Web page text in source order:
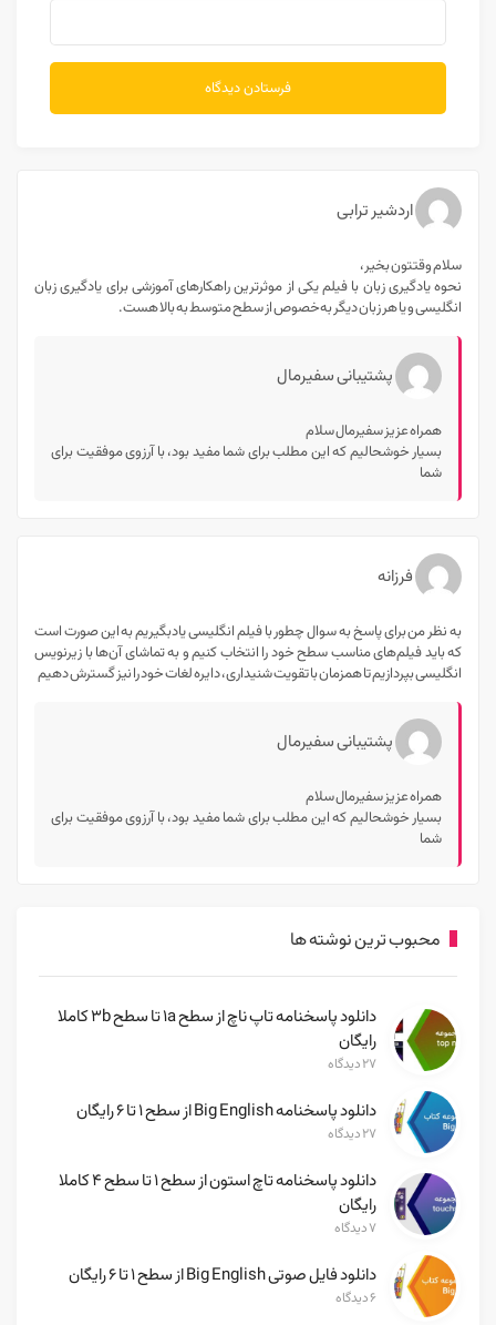
اردشیر ترابی
سلام وقتتون بخیر،
نحوه یادگیری زبان با فیلم یکی از موثرترین راهکار‌های آموزشی برای یادگیری زبان
انگلیسی و یا هر زبان دیگر به‌خصوص از سطح متوسط به بالا هست.
پشتیبانی سفیرمال
همراه عزیز سفیرمال سلام
بسیار خوشحالیم که این مطلب برای شما مفید بود، با آرزوی موفقیت برای
شما
فرزانه
به نظر من برای پاسخ به سوال چطور با فیلم انگلیسی یادبگیریم به این صورت است
که باید فیلم‌های مناسب سطح خود را انتخاب کنیم و به تماشای آن‌ها با زیرنویس
انگلیسی بپردازیم تا همزمان با تقویت شنیداری، دایره لغات خود را نیز گسترش دهیم
پشتیبانی سفیرمال
همراه عزیز سفیرمال سلام
بسیار خوشحالیم که این مطلب برای شما مفید بود، با آرزوی موفقیت برای
شما
محبوب ترین نوشته ها
دانلود پاسخنامه تاپ ناچ از سطح 1a تا سطح 3b کاملا
رایگان
۲۷ دیدگاه
دانلود پاسخنامه Big English از سطح ۱ تا ۶ رایگان
۲۷ دیدگاه
دانلود پاسخنامه تاچ استون از سطح ۱ تا سطح ۴ کاملا
رایگان
۷ دیدگاه
دانلود فایل صوتی Big English از سطح ۱ تا ۶ رایگان
۶ دیدگاه